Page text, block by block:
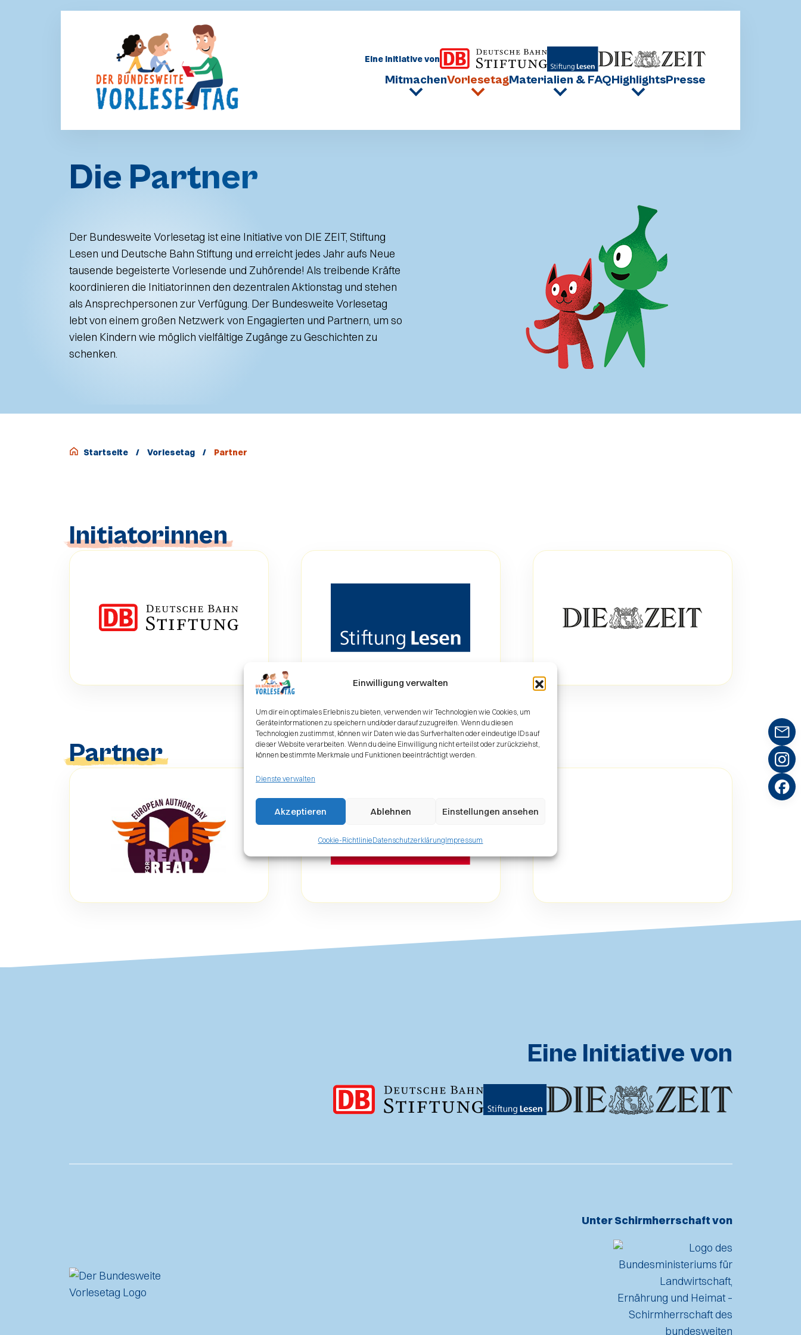
Einwilligung verwalten
Um dir ein optimales Erlebnis zu bieten, verwenden wir Technologien wie Cookies, um
Geräteinformationen zu speichern und/oder darauf zuzugreifen. Wenn du diesen
Technologien zustimmst, können wir Daten wie das Surfverhalten oder eindeutige IDs auf
dieser Website verarbeiten. Wenn du deine Einwilligung nicht erteilst oder zurückziehst,
können bestimmte Merkmale und Funktionen beeinträchtigt werden.
Dienste verwalten
Akzeptieren Ablehnen Einstellungen ansehen
Cookie-RichtlinieDatenschutzerklärungImpressum
Eine Initiative von
MitmachenVorlesetag Materialien & FAQHighlightsPresse
Die Partner
Der Bundesweite Vorlesetag ist eine Initiative von DIE ZEIT, Stiftung
Lesen und Deutsche Bahn Stiftung und erreicht jedes Jahr aufs Neue
tausende begeisterte Vorlesende und Zuhörende! Als treibende Kräfte
koordinieren die Initiatorinnen den dezentralen Aktionstag und stehen
als Ansprechpersonen zur Verfügung. Der Bundesweite Vorlesetag
lebt von einem großen Netzwerk von Engagierten und Partnern, um so
vielen Kindern wie möglich vielfältige Zugänge zu Geschichten zu
schenken.
Startseite / Vorlesetag / Partner
Initiatorinnen
Partner
Eine Initiative von
Unter Schirmherrschaft von